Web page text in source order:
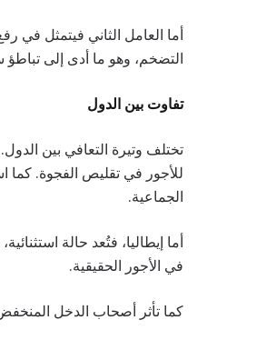
أما العامل الثاني فيتمثل في
التضخم، وهو ما أدى إلى تباطؤ
تفاوت بين الدول
تختلف وتيرة التعافي بين
للأجور في تقليص الفجوة. كما
الجماعية.
أما إيطاليا، فتُعد حالة
في الأجور الحقيقية.
كما تأثر أصحاب الدخل